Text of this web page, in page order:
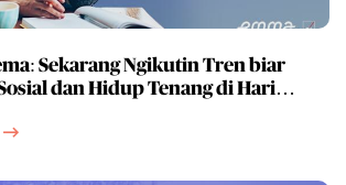
Sekarang Ngikutin Tren biar
dan Hidup Tenang di Hari